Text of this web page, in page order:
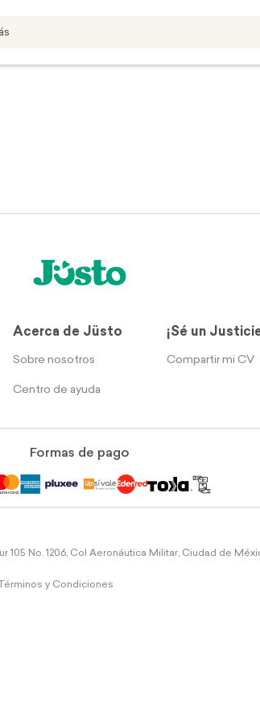
Acerca de Jüsto
Sobre nosotros
Centro de ayuda
¡Sé un
Compartir mi CV
Formas de pago
105 No. 1206, Col Aeronáutica Militar, Ciudad de
Términos y Condiciones